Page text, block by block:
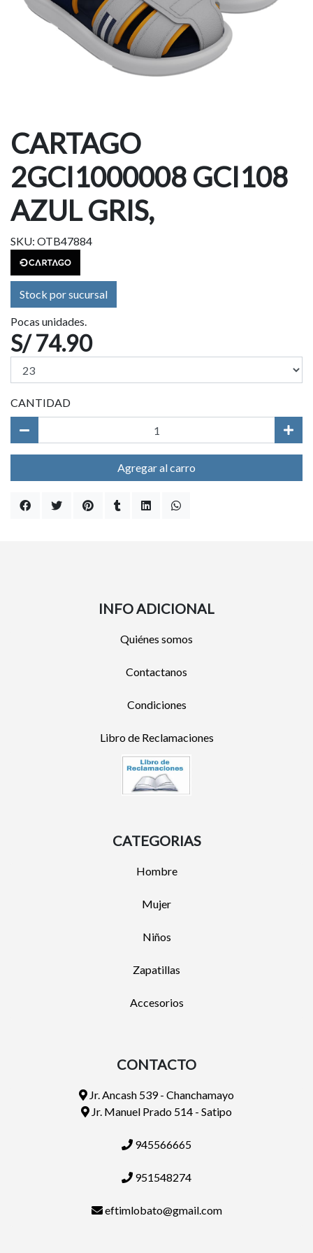
CARTAGO
2GCI1000008 GCI108
AZUL GRIS,
SKU: OTB47884
Stock por sucursal
Pocas unidades.
S/ 74.90
CANTIDAD
Agregar al carro
INFO ADICIONAL
Quiénes somos
Contactanos
Condiciones
Libro de Reclamaciones
CATEGORIAS
Hombre
Mujer
Niños
Zapatillas
Accesorios
CONTACTO
Jr. Ancash 539 - Chanchamayo
Jr. Manuel Prado 514 - Satipo
945566665
951548274
eftimlobato@gmail.com